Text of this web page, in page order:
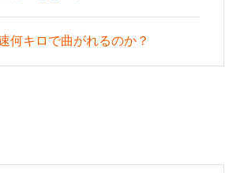
何キロで曲がれるのか？